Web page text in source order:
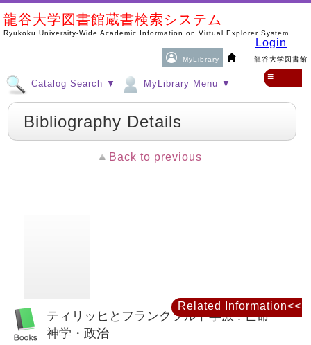
龍谷大学図書館蔵書検索システム
Ryukoku University-Wide Academic Information on Virtual Explorer System
MyLibrary 龍谷大学図書館
Login
Catalog Search ▼ MyLibrary Menu ▼
≡
Bibliography Details
Back to previous
ティリッヒとフランクフルト学派 : 亡命・
神学・政治
Related Information<<